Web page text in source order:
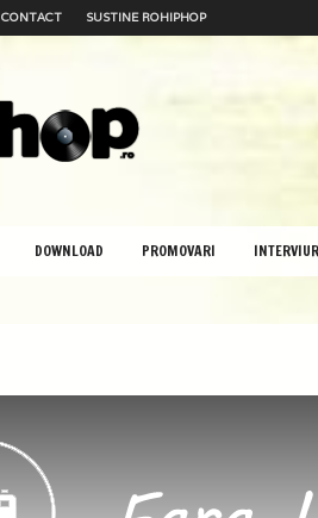
CONTACT SUSTINE ROHIPHOP
DOWNLOAD PROMOVARI